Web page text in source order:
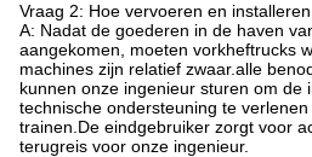
Vraag 2: Hoe vervoeren en
A: Nadat de goederen in de haven
aangekomen, moeten vorkheftrucks
machines zijn relatief zwaar.alle
kunnen onze ingenieur sturen om de
technische ondersteuning te
trainen.De eindgebruiker zorgt voor
terugreis voor onze ingenieur.